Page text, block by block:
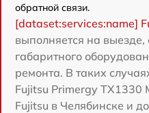
обратной связи.
[dataset:services:name]
выполняется на выезде,
габаритного
ремонта. В таких
Fujitsu Primergy TX1330
Fujitsu в Челябинске и